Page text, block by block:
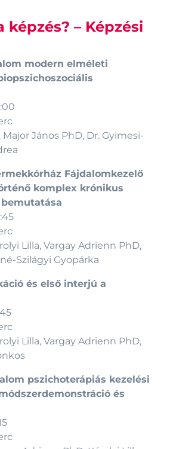
képzés? – Képzési
modern elméleti
Major János PhD, Dr. Gyimesi-
Fájdalomkezelő
komplex krónikus
Lilla, Vargay Adrienn PhD,
Szilágyi Gyopárka
és első interjú a
Lilla, Vargay Adrienn PhD,
pszichoterápiás kezelési
és